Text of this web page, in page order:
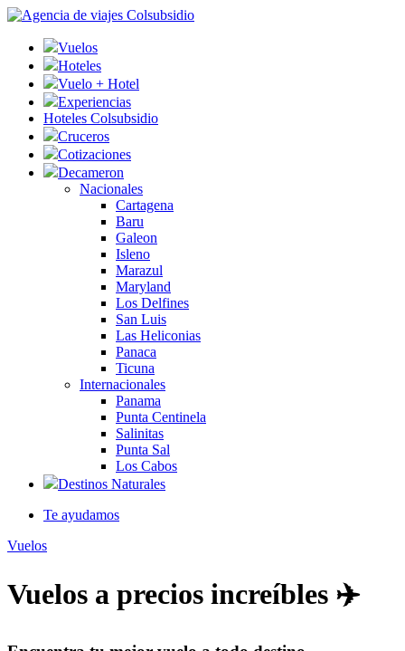
Vuelos
Hoteles
Vuelo + Hotel
Experiencias
Hoteles Colsubsidio
Cruceros
Cotizaciones
Decameron
Nacionales
Cartagena
Baru
Galeon
Isleno
Marazul
Maryland
Los Delfines
San Luis
Las Heliconias
Panaca
Ticuna
Internacionales
Panama
Punta Centinela
Salinitas
Punta Sal
Los Cabos
Destinos Naturales
Te ayudamos
Vuelos
Vuelos a precios increíbles ✈️